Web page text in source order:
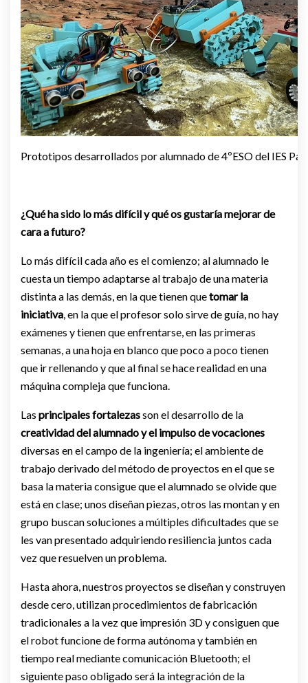
Prototipos desarrollados por alumnado de 4ºESO del IES
¿Qué ha sido lo más difícil y qué os gustaría mejorar de
cara a futuro?
Lo más difícil cada año es el comienzo; al alumnado le
cuesta un tiempo adaptarse al trabajo de una materia
distinta a las demás, en la que tienen quetomar la
iniciativa, en la que el profesor solo sirve de guía, no hay
exámenes y tienen que enfrentarse, en las primeras
semanas, a una hoja en blanco que poco a poco tienen
que ir rellenando y que al final se hace realidad en una
máquina compleja que funciona.
Las principales fortalezasson el desarrollo de la
creatividaddel alumnado y el impulso de vocaciones
diversas en el campo de la ingeniería; el ambiente de
trabajo derivado del método de proyectos en el que se
basa la materia consigue que el alumnado se olvide que
está en clase; unos diseñan piezas, otros las montan y en
grupo buscan soluciones a múltiples dificultades que se
les van presentado adquiriendo resiliencia juntos cada
vez que resuelven un problema.
Hasta ahora, nuestros proyectos se diseñan y construyen
desde cero, utilizan procedimientos de fabricación
tradicionales a la vez que impresión 3D y consiguen que
el robot funcione de forma autónoma y también en
tiempo real mediante comunicación Bluetooth; el
siguiente paso obligado será la integración de la